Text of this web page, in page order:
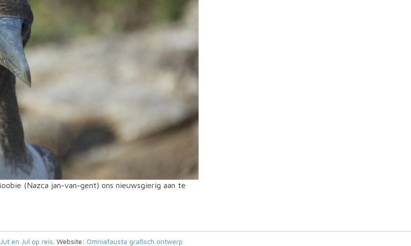
(Nazca jan-van-gent) ons nieuwsgierig aan te
Jut en Jul op reis . Website: Omniafausta grafisch ontwerp